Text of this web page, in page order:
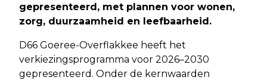
gepresenteerd, met plannen voor wonen,
zorg, duurzaamheid en leefbaarheid.
D66 Goeree-Overflakkee heeft het
verkiezingsprogramma voor 2026–2030
gepresenteerd. Onder de kernwaarden